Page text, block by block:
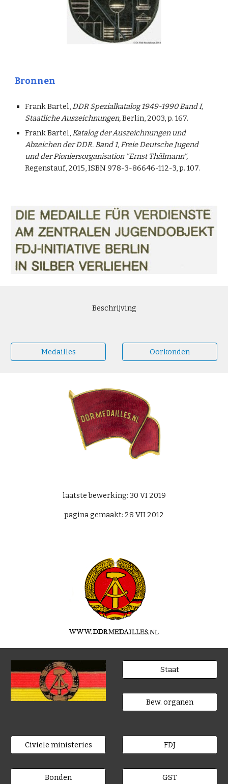
Bronnen
Frank Bartel,DDR Spezialkatalog 1949-1990 Band I,
Staatliche Auszeichnungen,Berlin, 2003, p. 167.
Frank Bartel,Katalog der Auszeichnungen und
Abzeichen der DDR. Band 1, Freie Deutsche Jugend
und der Pioniersorganisation "Ernst Thälmann",
Regenstauf, 2015, ISBN 978-3-86646-112-3, p. 107.
Beschrijving
Medailles Oorkonden
laatste bewerking: 30 VI 2019
pagina gemaakt: 28 VII 2012
Staat
Bew. organen
Civiele ministeries
Bonden
FDJ
GST